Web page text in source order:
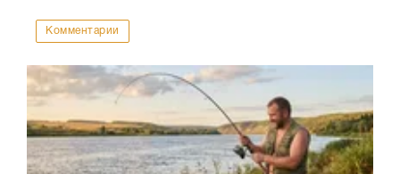
Комментарии